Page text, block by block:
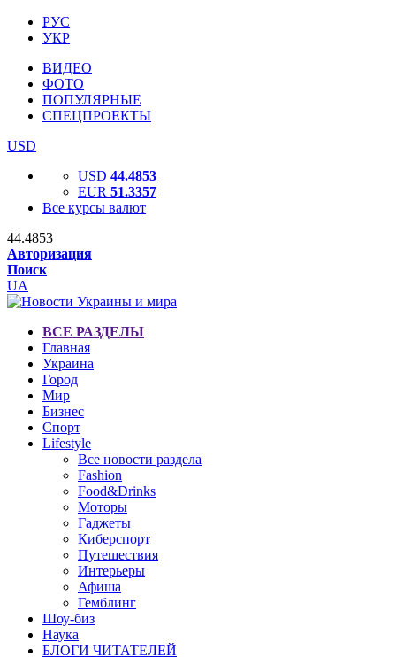
РУС
УКР
ВИДЕО
ФОТО
ПОПУЛЯРНЫЕ
СПЕЦПРОЕКТЫ
USD
USD 44.4853
EUR 51.3357
Все курсы валют
44.4853
Авторизация
Поиск
UA
ВСЕ РАЗДЕЛЫ
Главная
Украина
Город
Мир
Бизнес
Спорт
Lifestyle
Все новости раздела
Fashion
Food&Drinks
Моторы
Гаджеты
Киберспорт
Путешествия
Интерьеры
Афиша
Гемблинг
Шоу-биз
Наука
БЛОГИ ЧИТАТЕЛЕЙ